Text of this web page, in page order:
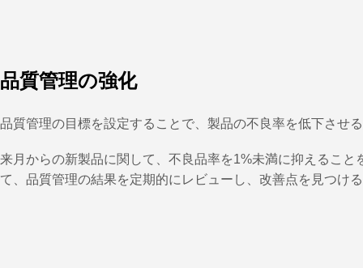
品質管理の強化
品質管理の目標を設定することで、製品の不良率を低下させ
来月からの新製品に関して、不良品率を1%未満に抑えるこ
て、品質管理の結果を定期的にレビューし、改善点を見つけ